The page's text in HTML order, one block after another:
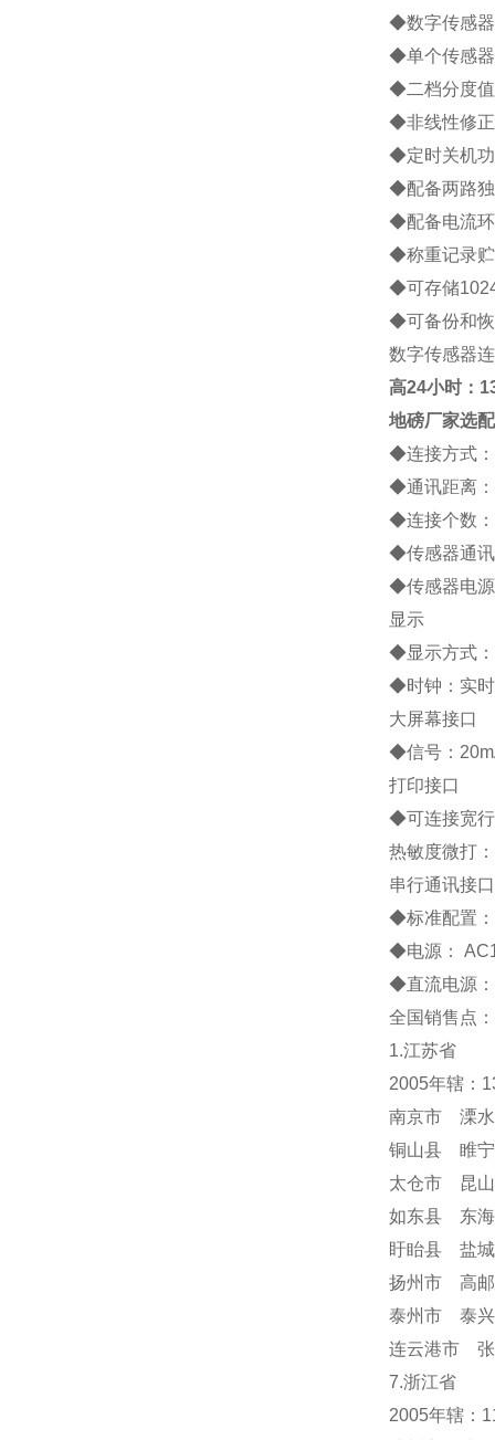
◆数字传感
◆单个传感
◆二档分度
◆非线性修正
◆定时关机
◆配备两路独
◆配备电流环
◆称重记录贮
◆可存储
◆可备份和恢
数字传感器
高24小时：
地磅厂家选
◆连接方式
◆通讯距离
◆连接个数
◆传感器通
◆传感器电
显示
◆显示方式：
◆时钟：实时
大屏幕接口
◆信号：
打印接口
◆可连接宽行
热敏度微打
串行通讯接口
◆标准配置：
◆电源：
◆直流电源
全国销售点：
1.江苏省
2005年辖：
南京市 溧
铜山县 睢
太仓市 昆
如东县 东
盱眙县 盐
扬州市 高
泰州市 泰
连云港市 张
7.浙江省
2005年辖：